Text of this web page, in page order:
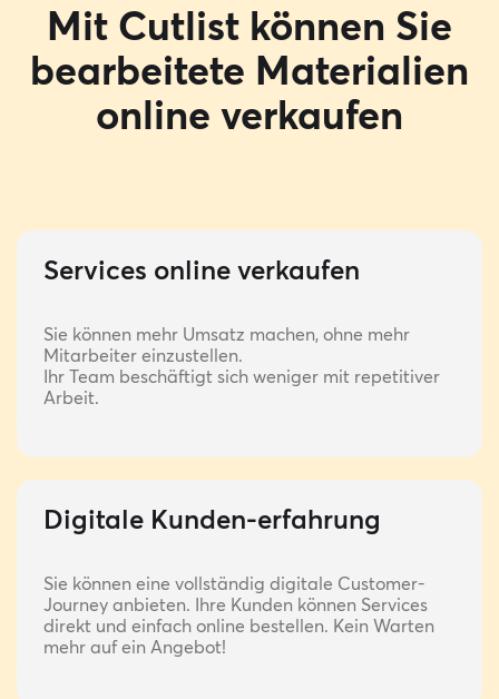
Mit Cutlist können Sie
bearbeitete Materialien
online verkaufen
Services online verkaufen
Sie können mehr Umsatz machen, ohne mehr
Mitarbeiter einzustellen.
Ihr Team beschäftigt sich weniger mit repetitiver
Arbeit.
Digitale Kunden-erfahrung
Sie können eine vollständig digitale Customer-
Journey anbieten. Ihre Kunden können Services
direkt und einfach online bestellen. Kein Warten
mehr auf ein Angebot!